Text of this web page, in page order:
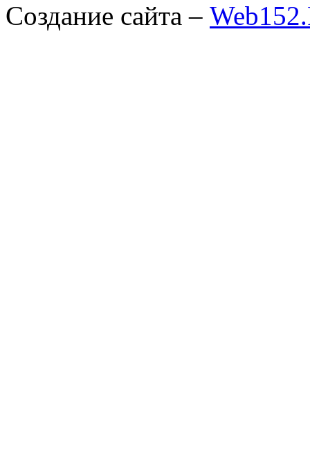
Создание сайта –